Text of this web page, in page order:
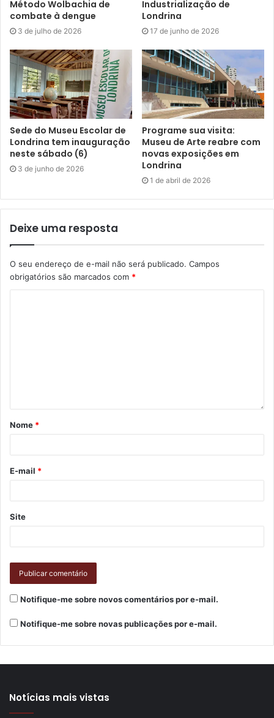
Método Wolbachia de
combate à dengue
3 de julho de 2026
Industrialização de
Londrina
17 de junho de 2026
Sede do Museu Escolar de
Londrina tem inauguração
neste sábado (6)
3 de junho de 2026
Programe sua visita:
Museu de Arte reabre com
novas exposições em
Londrina
1 de abril de 2026
Deixe uma resposta
O seu endereço de e-mail não será publicado. Campos
obrigatórios são marcados com *
Nome *
E-mail *
Site
Notifique-me sobre novos comentários por e-mail.
Notifique-me sobre novas publicações por e-mail.
Notícias mais vistas